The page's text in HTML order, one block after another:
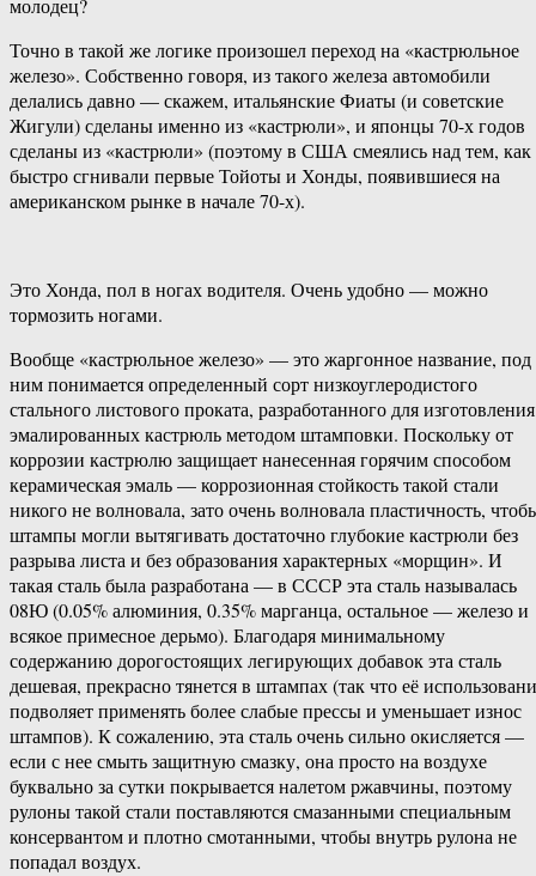
молодец?
Точно в такой же логике произошел переход на «кастрюльное
железо». Собственно говоря, из такого железа автомобили
делались давно — скажем, итальянские Фиаты (и советские
Жигули) сделаны именно из «кастрюли», и японцы 70-х годов
сделаны из «кастрюли» (поэтому в США смеялись над тем, как
быстро сгнивали первые Тойоты и Хонды, появившиеся на
американском рынке в начале 70-х).
Это Хонда, пол в ногах водителя. Очень удобно — можно
тормозить ногами.
Вообще «кастрюльное железо» — это жаргонное название, под
ним понимается определенный сорт низкоуглеродистого
стального листового проката, разработанного для изготовления
эмалированных кастрюль методом штамповки. Поскольку от
коррозии кастрюлю защищает нанесенная горячим способом
керамическая эмаль — коррозионная стойкость такой стали
никого не волновала, зато очень волновала пластичность,
штампы могли вытягивать достаточно глубокие кастрюли без
разрыва листа и без образования характерных «морщин». И
такая сталь была разработана — в СССР эта сталь называлась
08Ю (0.05% алюминия, 0.35% марганца, остальное — железо и
всякое примесное дерьмо). Благодаря минимальному
содержанию дорогостоящих легирующих добавок эта сталь
дешевая, прекрасно тянется в штампах (так что её
подволяет применять более слабые прессы и уменьшает износ
штампов). К сожалению, эта сталь очень сильно окисляется —
если с нее смыть защитную смазку, она просто на воздухе
буквально за сутки покрывается налетом ржавчины, поэтому
рулоны такой стали поставляются смазанными специальным
консервантом и плотно смотанными, чтобы внутрь рулона не
попадал воздух.